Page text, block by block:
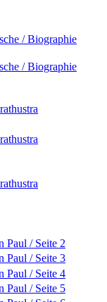
/ Biographie
/ Biographie
Paul / Seite 2
Paul / Seite 3
Paul / Seite 4
Paul / Seite 5